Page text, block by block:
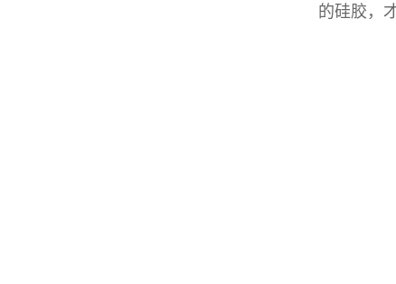
的硅胶，